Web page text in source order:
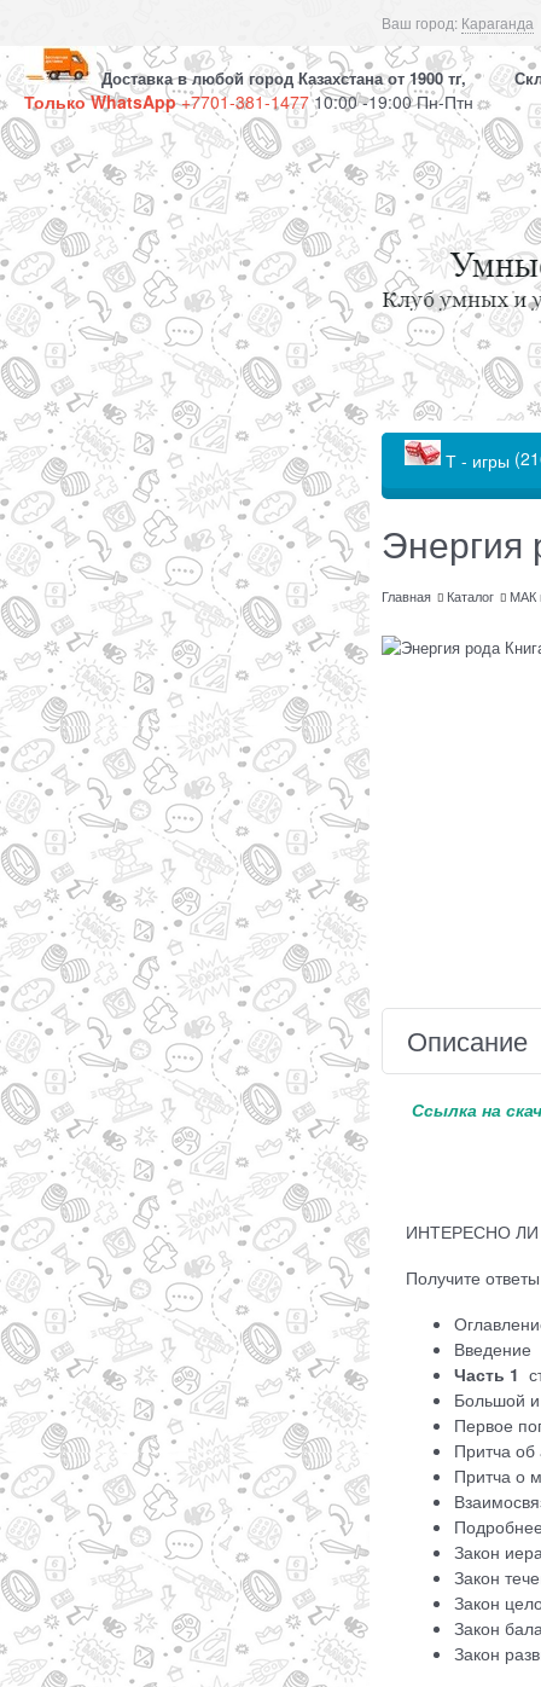
Ваш город: Караганда
Доставка в любой город Казахстана от 1900 тг,
Только WhatsApp+7701-381-147710:00 -19:00 Пн-Птн
Т - игры
Энергия
Главная Каталог МАК
Описание
Ссылка на
ИНТЕРЕСНО
Получите
Введение
Часть 1
Большой
Первое
Притча
Притча о
Закон
Закон
Закон
Закон
Закон